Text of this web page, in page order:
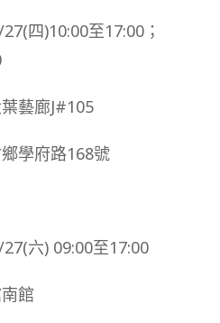
四)10:00至17:00；
藝廊J#105
學府路168號
六) 09:00至17:00
館